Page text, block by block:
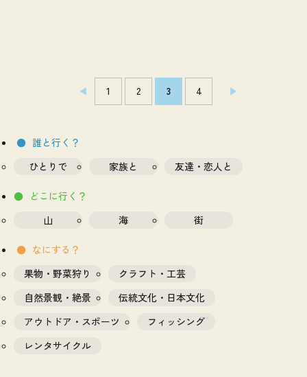
誰と行く？
ひとりで
家族と 友達・恋人と
どこに行く？
山
海 街
なにする？
果物・野菜狩り
クラフト・工芸
自然景観・絶景
伝統文化・日本文化
アウトドア・スポーツ
フィッシング
レンタサイクル
1 2 3 4